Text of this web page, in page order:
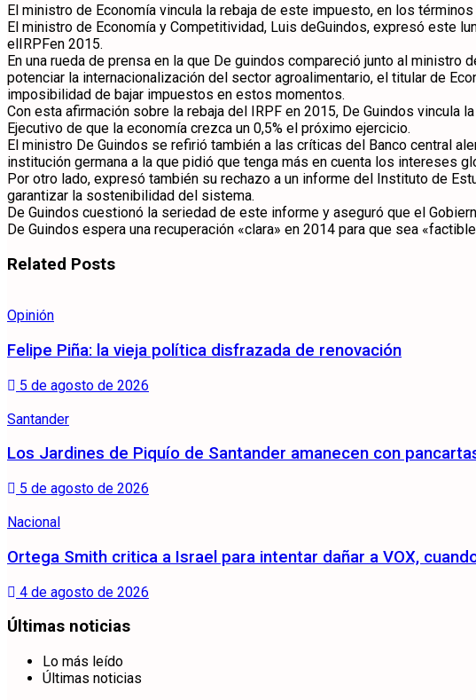
El ministro de Economía vincula la rebaja de este impuesto, en los
El ministro de Economía y Competitividad, Luis deGuindos, expresó este
elIRPFen 2015.
En una rueda de prensa en la que De guindos compareció junto al
potenciar la internacionalización del sector agroalimentario, el titular de
imposibilidad de bajar impuestos en estos momentos.
Con esta afirmación sobre la rebaja del IRPF en 2015, De Guindos
Ejecutivo de que la economía crezca un 0,5% el próximo ejercicio.
El ministro De Guindos se refirió también a las críticas del Banco central
institución germana a la que pidió que tenga más en cuenta los intereses
Por otro lado, expresó también su rechazo a un informe del Instituto de
garantizar la sostenibilidad del sistema.
De Guindos cuestionó la seriedad de este informe y aseguró que el
De Guindos espera una recuperación «clara» en 2014 para que sea
Related Posts
Opinión
Felipe Piña: la vieja política disfrazada de renovación
5 de agosto de 2026
Santander
Los Jardines de Piquío de Santander amanecen con
5 de agosto de 2026
Nacional
Ortega Smith critica a Israel para intentar dañar a VOX,
4 de agosto de 2026
Últimas noticias
Lo más leído
Últimas noticias